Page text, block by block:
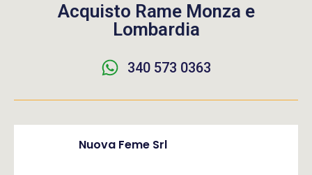
Acquisto Rame Monza e
Lombardia
340 573 0363
Nuova Feme Srl